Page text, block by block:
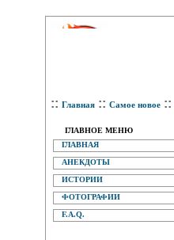
:: Главная :: Самое новое ::
ГЛАВНОЕ МЕНЮ
ГЛАВНАЯ
АНЕКДОТЫ
ИСТОРИИ
ФОТОГРАФИИ
F.A.Q.